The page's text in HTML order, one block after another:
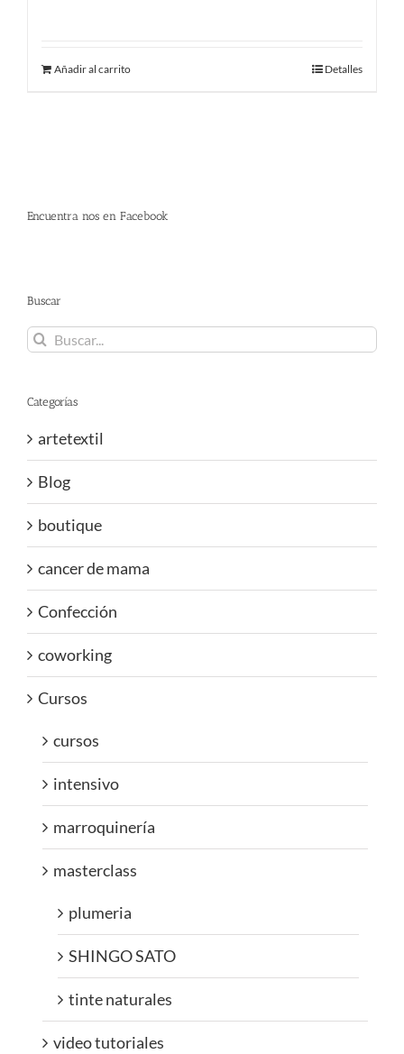
Añadir al carrito Detalles
Encuentra nos en Facebook
Buscar
Buscar:
Categorías
artetextil
Blog
boutique
cancer de mama
Confección
coworking
Cursos
cursos
intensivo
marroquinería
masterclass
plumeria
SHINGO SATO
tinte naturales
video tutoriales